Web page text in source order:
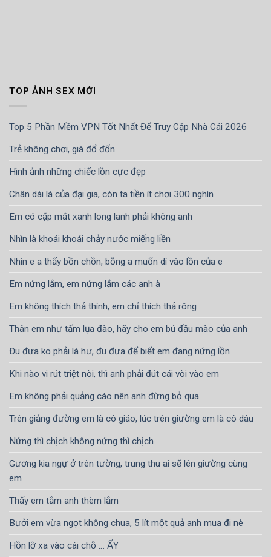
TOP ẢNH SEX MỚI
Top 5 Phần Mềm VPN Tốt Nhất Để Truy Cập Nhà Cái 2026
Trẻ không chơi, già đổ đốn
Hình ảnh những chiếc lồn cực đẹp
Chân dài là của đại gia, còn ta tiền ít chơi 300 nghìn
Em có cặp mắt xanh long lanh phải không anh
Nhìn là khoái khoái chảy nước miếng liền
Nhìn e a thấy bồn chồn, bỗng a muốn dí vào lồn của e
Em nứng lắm, em nứng lắm các anh à
Em không thích thả thính, em chỉ thích thả rông
Thân em như tấm lụa đào, hãy cho em bú đầu mào của anh
Đu đưa ko phải là hư, đu đưa để biết em đang nứng lồn
Khi nào vi rút triệt nòi, thì anh phải đút cái vòi vào em
Em không phải quảng cáo nên anh đừng bỏ qua
Trên giảng đường em là cô giáo, lúc trên giường em là cô dâu
Nứng thì chịch không nứng thì chịch
Gương kia ngự ở trên tường, trung thu ai sẽ lên giường cùng
em
Thấy em tắm anh thèm lắm
Bưởi em vừa ngọt không chua, 5 lít một quả anh mua đi nè
Hồn lỡ xa vào cái chỗ … ẤY